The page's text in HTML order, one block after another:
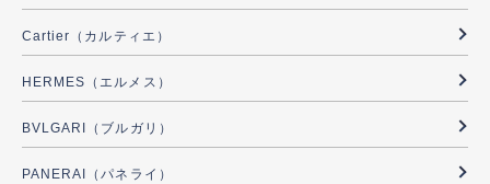
Cartier（カルティエ）
HERMES（エルメス）
BVLGARI（ブルガリ）
PANERAI（パネライ）